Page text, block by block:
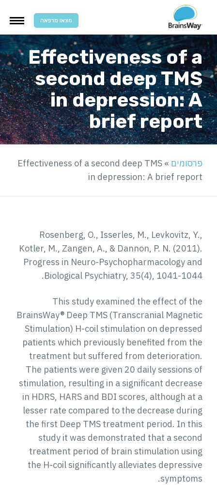
מצאו מרפאה
Effectiveness of a
second deep TMS
in depression: A
brief report
פרסומים »
Effectiveness of a second deep TMS
in depression: A brief report
Rosenberg, O., Isserles, M., Levkovitz, Y.,
Kotler, M., Zangen, A., & Dannon, P. N. (2011).
Progress in Neuro-Psychopharmacology and
Biological Psychiatry, 35(4), 1041-1044.
This study examined the effect of the
BrainsWay® Deep TMS (Transcranial Magnetic
Stimulation) H-coil stimulation on depressed
patients which previously benefited from the
treatment but suffered from deterioration.
The patients were given 20 daily sessions of
stimulation, resulting in a significant decrease
in HDRS, HARS and BDI scores, although at a
lesser rate compared to the decrease during
the first Deep TMS treatment period. In this
study it was demonstrated that a second
treatment period of brain stimulation using
the H-coil significantly alleviates depressive
symptoms.